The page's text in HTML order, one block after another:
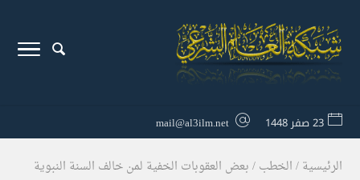
23 صفر 1448 mail@al3ilm.net
الرئيسية/الخطب/بعض العقوبات الخفية لمن خالف السنة النبوية